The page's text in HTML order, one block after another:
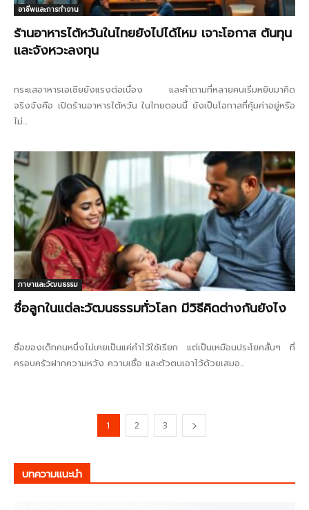
อาชีพและการทำงาน
ร้านอาหารไต้หวันในไทยยังไปได้ไหม เจาะโอกาส ต้นทุน
และจังหวะลงทุน
กระแสอาหารเอเชียยังแรงต่อเนื่อง และคำถามที่หลายคนเริ่มหยิบมาคิด
จริงจังคือ เปิดร้านอาหารไต้หวัน ในไทยตอนนี้ ยังเป็นโอกาสที่คุ้มค่าอยู่หรือ
ไม่...
ภาษาและวัฒนธรรม
ชื่อลูกในแต่ละวัฒนธรรมทั่วโลก มีวิธีคิดต่างกันยังไง
ชื่อของเด็กคนหนึ่งไม่เคยเป็นแค่คำไว้ใช้เรียก แต่เป็นเหมือนประโยคสั้นๆ ที่
ครอบครัวฝากความหวัง ความเชื่อ และตัวตนเอาไว้ด้วยเสมอ...
1 2 3
บทความแนะนำ